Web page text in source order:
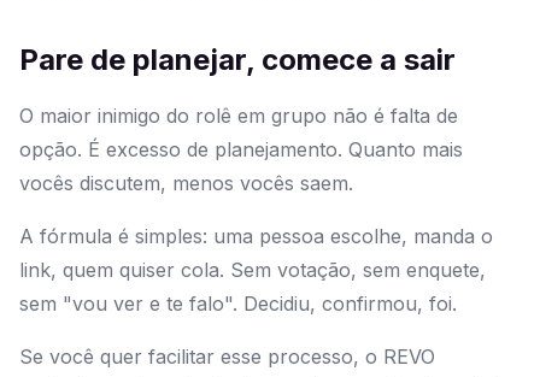
Pare de planejar, comece a sair
O maior inimigo do rolê em grupo não é falta de
opção. É excesso de planejamento. Quanto mais
vocês discutem, menos vocês saem.
A fórmula é simples: uma pessoa escolhe, manda o
link, quem quiser cola. Sem votação, sem enquete,
sem "vou ver e te falo". Decidiu, confirmou, foi.
Se você quer facilitar esse processo, o REVO